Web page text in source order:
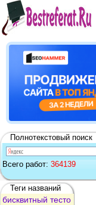
Полнотекстовый поиск
Всего работ: 364139
Теги названий
бисквитный тесто